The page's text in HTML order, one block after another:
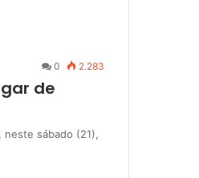
0 2.283
de
sábado (21),